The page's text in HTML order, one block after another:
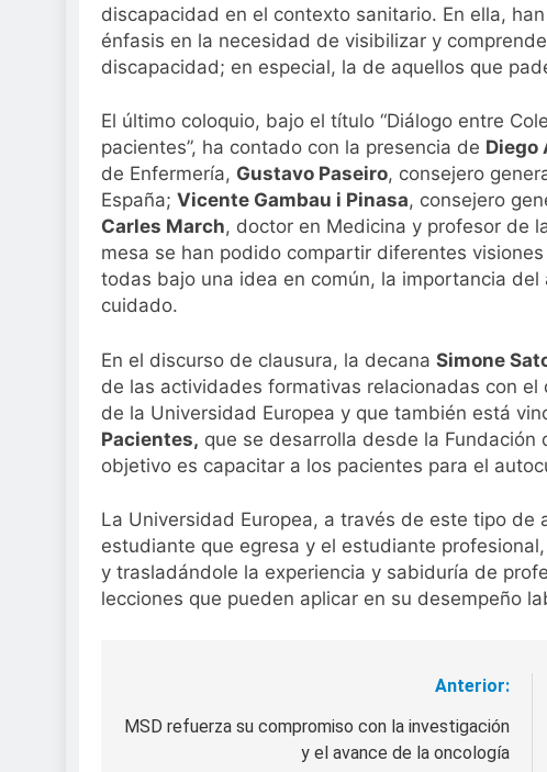
discapacidad en el contexto sanitario. En ella,
énfasis en la necesidad de visibilizar y
discapacidad; en especial, la de aquellos que
El último coloquio, bajo el título “Diálogo entre
pacientes”, ha contado con la presencia de Diego
de Enfermería, Gustavo Paseiro, consejero
España; Vicente Gambau i Pinasa, consejero
Carles March, doctor en Medicina y profesor de
mesa se han podido compartir diferentes
todas bajo una idea en común, la importancia
cuidado.
En el discurso de clausura, la decana Simone
de las actividades formativas relacionadas con
de la Universidad Europea y que también está
Pacientes, que se desarrolla desde la
objetivo es capacitar a los pacientes para el
La Universidad Europea, a través de este tipo
estudiante que egresa y el estudiante
y trasladándole la experiencia y sabiduría de
lecciones que pueden aplicar en su desempeño
de
Anterior:
MSD refuerza su compromiso con la investigación
y el avance de la oncología